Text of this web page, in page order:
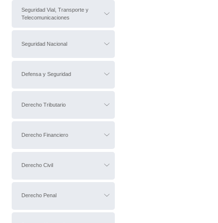
Seguridad Vial, Transporte y
Telecomunicaciones
Seguridad Nacional
Defensa y Seguridad
Derecho Tributario
Derecho Financiero
Derecho Civil
Derecho Penal